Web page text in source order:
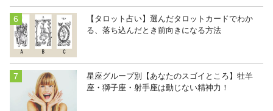
【タロット占い】選んだタロットカードでわか
る、落ち込んだとき前向きになる方法
星座グループ別【あなたのスゴイところ】牡羊
座・獅子座・射手座は動じない精神力！